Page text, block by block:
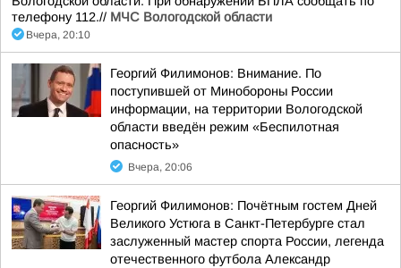
телефону 112.// МЧС Вологодской области
Вчера, 20:10
Георгий Филимонов: Внимание. По
поступившей от Минобороны России
информации, на территории Вологодской
области введён режим «Беспилотная
опасность»
Вчера, 20:06
Георгий Филимонов: Почётным гостем Дней
Великого Устюга в Санкт-Петербурге стал
заслуженный мастер спорта России, легенда
отечественного футбола Александр